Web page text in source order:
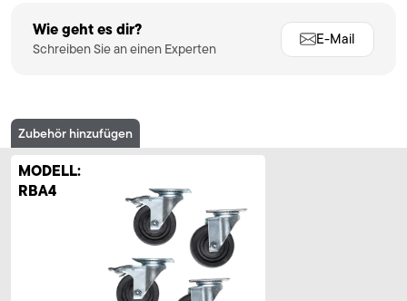
Wie geht es dir?
Schreiben Sie an einen Experten
E-Mail
Zubehör hinzufügen
MODELL:
RBA4